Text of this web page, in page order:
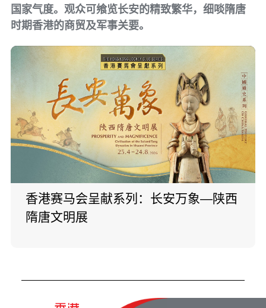
国家气度。观众可飨览长安的精致繁华，细啖隋唐
时期香港的商贸及军事关要。
香港赛马会呈献系列：长安万象—陕西
隋唐文明展